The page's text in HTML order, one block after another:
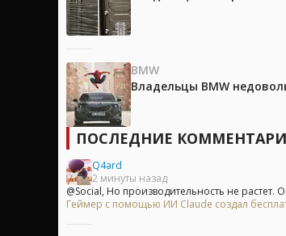
BMW
Владельцы BMW
ПОСЛЕДНИЕ
Q4ard
2 минуты назад
@Social, Но производительность не растет.
Геймер с помощью ИИ Claude создал